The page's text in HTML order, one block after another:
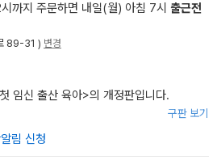
까지 주문하면 내일(월) 아침 7시 출근전
89-31 ) 변경
임신 출산 육아>의 개정판입니다.
구판 보기
림 신청